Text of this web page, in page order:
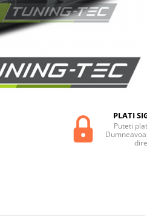
PLATI
Puteti